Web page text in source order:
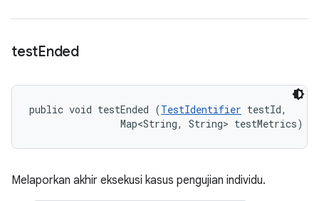
testEnded
public void testEnded (TestIdentifier testId,
                Map<String, String> testMetrics)
Melaporkan akhir eksekusi kasus pengujian individu.